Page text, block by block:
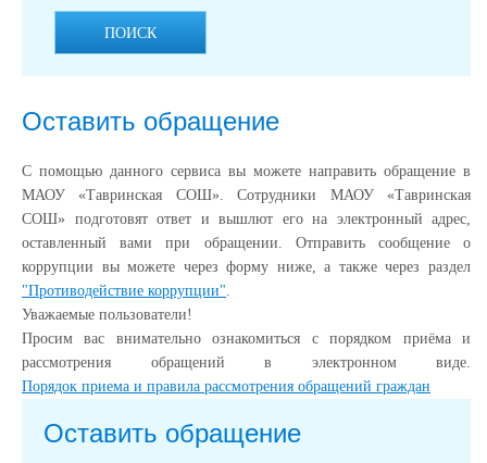
ПОИСК
Оставить обращение
С помощью данного сервиса вы можете направить обращение в
МАОУ «Тавринская СОШ». Сотрудники МАОУ «Тавринская
СОШ» подготовят ответ и вышлют его на электронный адрес,
оставленный вами при обращении. Отправить сообщение о
коррупции вы можете через форму ниже, а также через раздел
"Противодействие коррупции".
Уважаемые пользователи!
Просим вас внимательно ознакомиться с порядком приёма и
рассмотрения обращений в электронном виде.
Порядок приема и правила рассмотрения обращений граждан
Оставить обращение